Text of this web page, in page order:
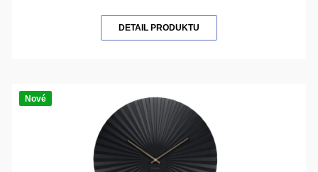
DETAIL PRODUKTU
Nové